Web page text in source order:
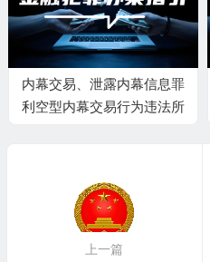
内幕交易、泄露内幕信息罪
利空型内幕交易行为违法所
上一篇